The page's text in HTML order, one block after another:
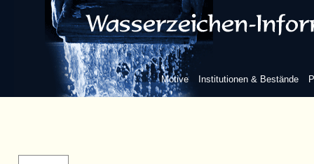
Motive Institutionen & Bestände